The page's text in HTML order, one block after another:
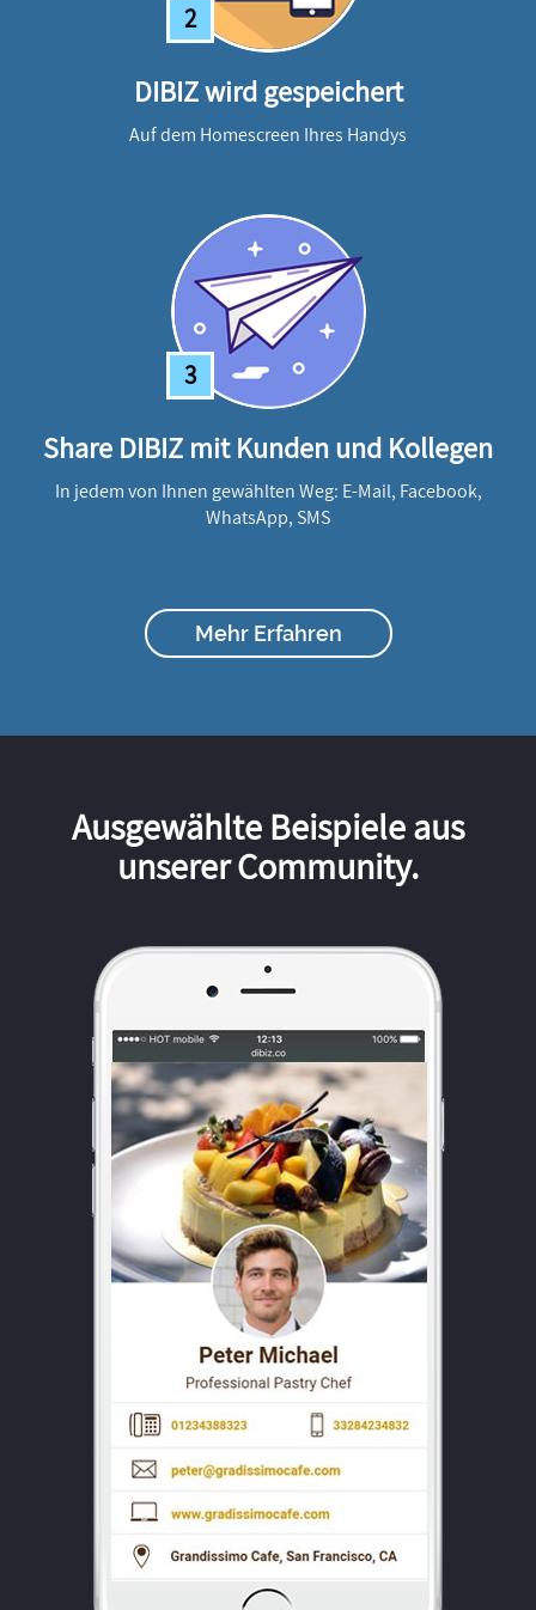
2
DIBIZ wird gespeichert
Auf dem Homescreen Ihres Handys
3
Share DIBIZ mit Kunden und Kollegen
In jedem von Ihnen gewählten Weg: E-Mail, Facebook,
WhatsApp, SMS
Mehr Erfahren
Ausgewählte Beispiele aus
unserer Community.